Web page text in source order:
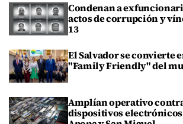
Condenan a
actos de corrupción y
13
El Salvador se convierte
"Family Friendly" del
Amplían operativo
dispositivos